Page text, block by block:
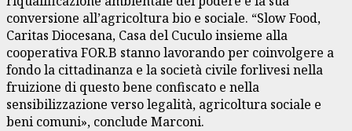
conversione all’agricoltura bio e sociale. “Slow Food,
Caritas Diocesana, Casa del Cuculo insieme alla
cooperativa FOR.B stanno lavorando per coinvolgere a
fondo la cittadinanza e la società civile forlivesi nella
fruizione di questo bene confiscato e nella
sensibilizzazione verso legalità, agricoltura sociale e
beni comuni», conclude Marconi.